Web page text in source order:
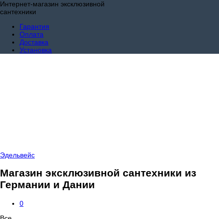
Интернет-магазин эксклюзивной
сантехники
Гарантия
Оплата
Доставка
Установка
Эдельвейс
Магазин эксклюзивной сантехники из
Германии и Дании
0